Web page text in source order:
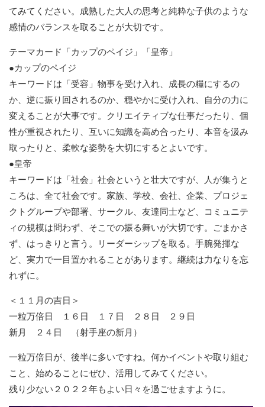
てみてください。成熟した大人の思考と純粋な子供のような
感情のバランスを取ることが大切です。
テーマカード「カップのペイジ」「皇帝」
●カップのペイジ
キーワードは「受容」物事を受け入れ、成長の糧にするの
か、逆に振り回されるのか、穏やかに受け入れ、自分の力に
変えることが大事です。クリエイティブな仕事だったり、個
性が重視されたり、互いに知識を高め合ったり、本音を汲み
取ったりと、柔軟な姿勢を大切にするとよいです。
●皇帝
キーワードは「社会」社会というと壮大ですが、人が集うと
ころは、全て社会です。家族、学校、会社、企業、プロジェ
クトグループや部署、サークル、友達同士など、コミュニテ
ィの規模は問わず、そこでの振る舞いが大切です。ごまかさ
ず、はっきりと言う。リーダーシップを取る。手腕発揮な
ど、実力で一目置かれることがあります。継続は力なりを忘
れずに。
＜１１月の吉日＞
一粒万倍日 １６日 １７日 ２８日 ２９日
新月 ２４日 （射手座の新月）
一粒万倍日が、後半に多いですね。何かイベントや取り組む
こと、始めることにぜひ、活用してみてください。
残り少ない２０２２年もよい日々を過ごせますように。